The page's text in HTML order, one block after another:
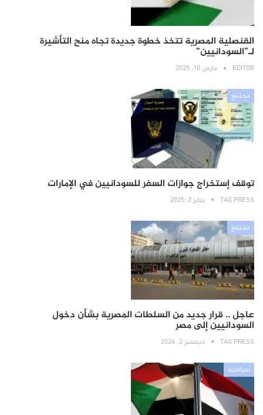
القنصلية المصرية تتخذ خطوة جديدة تجاه منح التأشيرة
لـ”السودانيين”
EDITOR مارس 10, 2025
مجتمع
توقف إستخراج جوازات السفر للسودانيين في الإمارات
TAG PRESS يناير 2, 2025
مجتمع
عاجل .. قرار جديد من السلطات المصرية بشأن دخول
السودانيين إلى مصر
TAG PRESS ديسمبر 2, 2024
سياسية